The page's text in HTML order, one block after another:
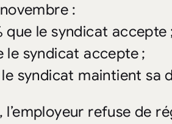
:
que le syndicat accepte
le syndicat accepte ;
syndicat maintient sa
refuse de